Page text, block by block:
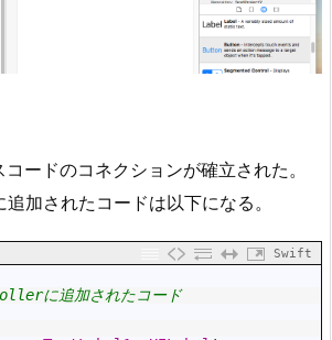
ードのコネクションが確立された。
加されたコードは以下になる。
Swift
に追加されたコード